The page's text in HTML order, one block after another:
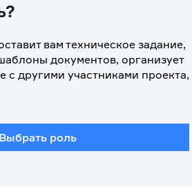
вам техническое задание,
документов, организует
с другими участниками проекта,
Выбрать роль